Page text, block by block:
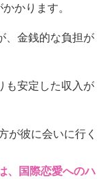
かります。
、金銭的な負担が
も安定した収入が
が彼に会いに行く
、国際恋愛へのハ